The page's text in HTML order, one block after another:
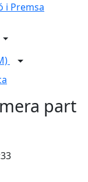
i Premsa
part